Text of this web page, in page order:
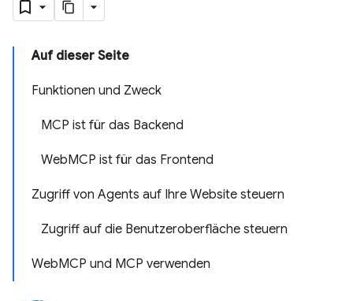
Auf dieser Seite
Funktionen und Zweck
MCP ist für das Backend
WebMCP ist für das Frontend
Zugriff von Agents auf Ihre Website steuern
Zugriff auf die Benutzeroberfläche steuern
WebMCP und MCP verwenden